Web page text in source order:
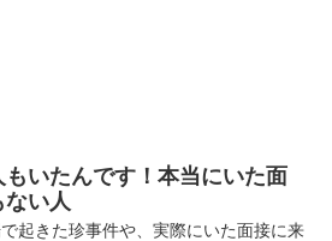
いたんです！本当にいた面
い人
起きた珍事件や、実際にいた面接に来